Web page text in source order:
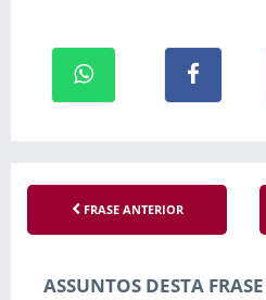
FRASE ANTERIOR
ASSUNTOS DESTA FRASE